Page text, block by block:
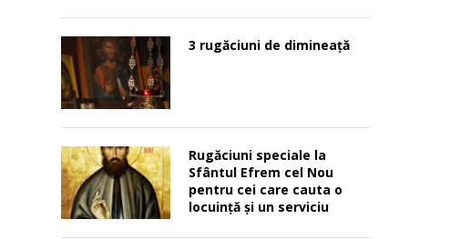
3 rugăciuni de dimineață
Rugăciuni speciale la
Sfântul Efrem cel Nou
pentru cei care cauta o
locuinţă şi un serviciu